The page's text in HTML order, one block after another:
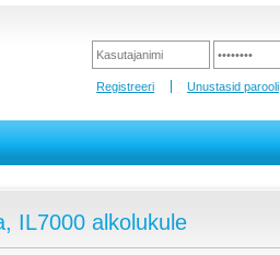
Registreeri Unustasid parooli
IL7000 alkolukule